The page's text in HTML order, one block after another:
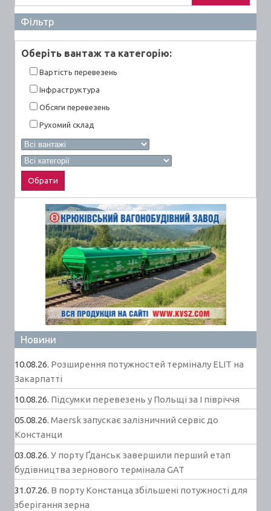
Фільтр
Оберiть вантаж та категорiю:
Вартiсть перевезень
Інфраструктура
Обсяги перевезень
Рухомий склад
Новини
10.08.26. Розширення потужностей терміналу ELIT на
Закарпатті
10.08.26. Підсумки перевезень у Польщі за І півріччя
05.08.26. Maersk запускає залізничний сервіс до
Констанци
03.08.26. У порту Ґданськ завершили перший етап
будівництва зернового термінала GAT
31.07.26. В порту Констанца збільшені потужності для
зберігання зерна